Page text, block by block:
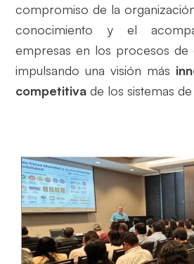
compromiso de la
conocimiento y el
empresas en los procesos de
impulsando una visión más
competitiva de los sistemas